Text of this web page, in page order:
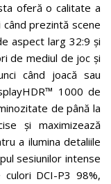
oferă o calitate a
prezintă scene
aspect larg 32:9 și
de mediul de joc și
când joacă sau
1000 de
de până la
și maximizează
a ilumina detaliile
sesiunilor intense
DCI-P3 98%,